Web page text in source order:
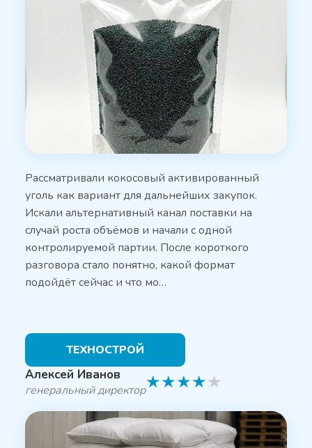
Рассматривали кокосовый активированный
уголь как вариант для дальнейших закупок.
Искали альтернативный канал поставки на
случай роста объёмов и начали с одной
контролируемой партии. После короткого
разговора стало понятно, какой формат
подойдёт сейчас и что мо…
ТЕХНОСТРОЙ
Алексей Иванов
генеральный директор★★★★★